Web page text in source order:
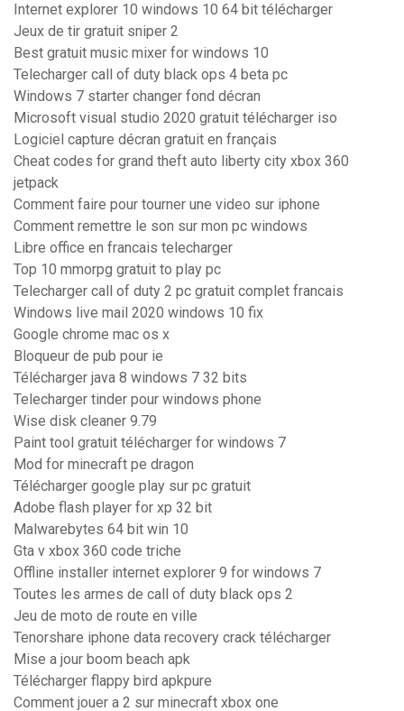
Internet explorer 10 windows 10 64 bit télécharger
Jeux de tir gratuit sniper 2
Best gratuit music mixer for windows 10
Telecharger call of duty black ops 4 beta pc
Windows 7 starter changer fond décran
Microsoft visual studio 2020 gratuit télécharger iso
Logiciel capture décran gratuit en français
Cheat codes for grand theft auto liberty city xbox 360
jetpack
Comment faire pour tourner une video sur iphone
Comment remettre le son sur mon pc windows
Libre office en francais telecharger
Top 10 mmorpg gratuit to play pc
Telecharger call of duty 2 pc gratuit complet francais
Windows live mail 2020 windows 10 fix
Google chrome mac os x
Bloqueur de pub pour ie
Télécharger java 8 windows 7 32 bits
Telecharger tinder pour windows phone
Wise disk cleaner 9.79
Paint tool gratuit télécharger for windows 7
Mod for minecraft pe dragon
Télécharger google play sur pc gratuit
Adobe flash player for xp 32 bit
Malwarebytes 64 bit win 10
Gta v xbox 360 code triche
Offline installer internet explorer 9 for windows 7
Toutes les armes de call of duty black ops 2
Jeu de moto de route en ville
Tenorshare iphone data recovery crack télécharger
Mise a jour boom beach apk
Télécharger flappy bird apkpure
Comment jouer a 2 sur minecraft xbox one